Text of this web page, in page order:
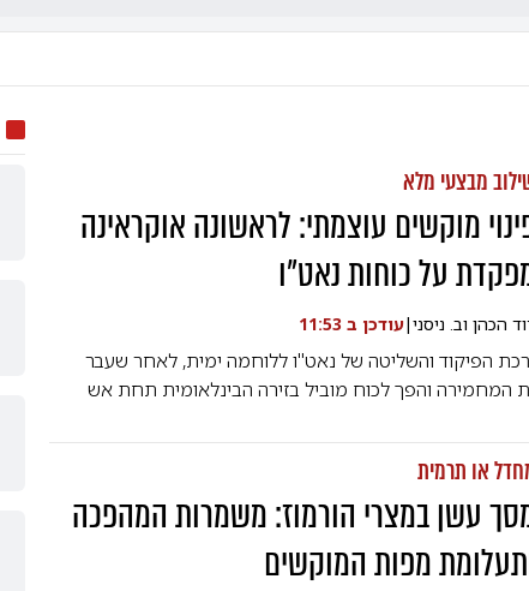
מבצעי מלא
מוקשים עוצמתי: לראשונה אוקראינה
על כוחות נאט"ו
הכהן וב. ניסני|עודכן ב 11:53
הפיקוד והשליטה של נאט"ו ללוחמה ימית, לאחר שעבר
והפך לכוח מוביל בזירה הבינלאומית תחת אש
או תרמית
עשן במצרי הורמוז: משמרות המהפכה
מפות המוקשים